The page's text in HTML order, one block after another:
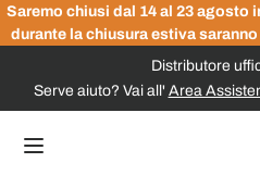
Saremo chiusi dal 14 al 23
durante la chiusura estiva
Distributore
Serve aiuto? Vai all' Area